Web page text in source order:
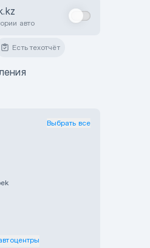
авто
Есть техотчёт
Выбрать все